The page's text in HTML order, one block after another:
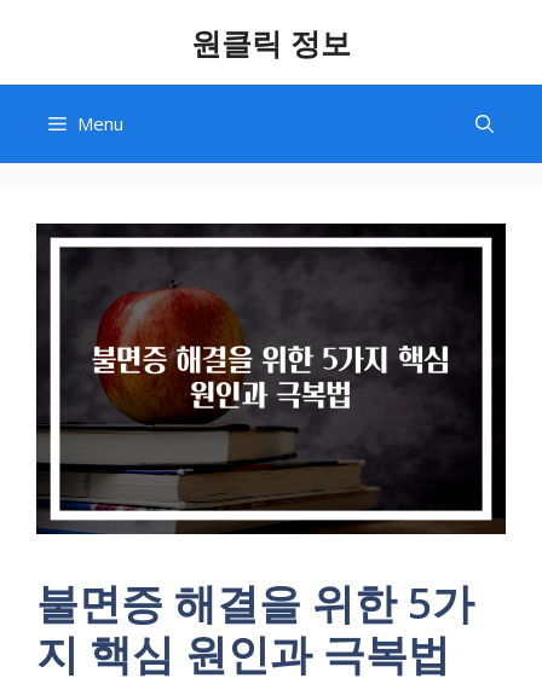
content
원클릭 정보
Menu
불면증 해결을 위한 5가
지 핵심 원인과 극복법